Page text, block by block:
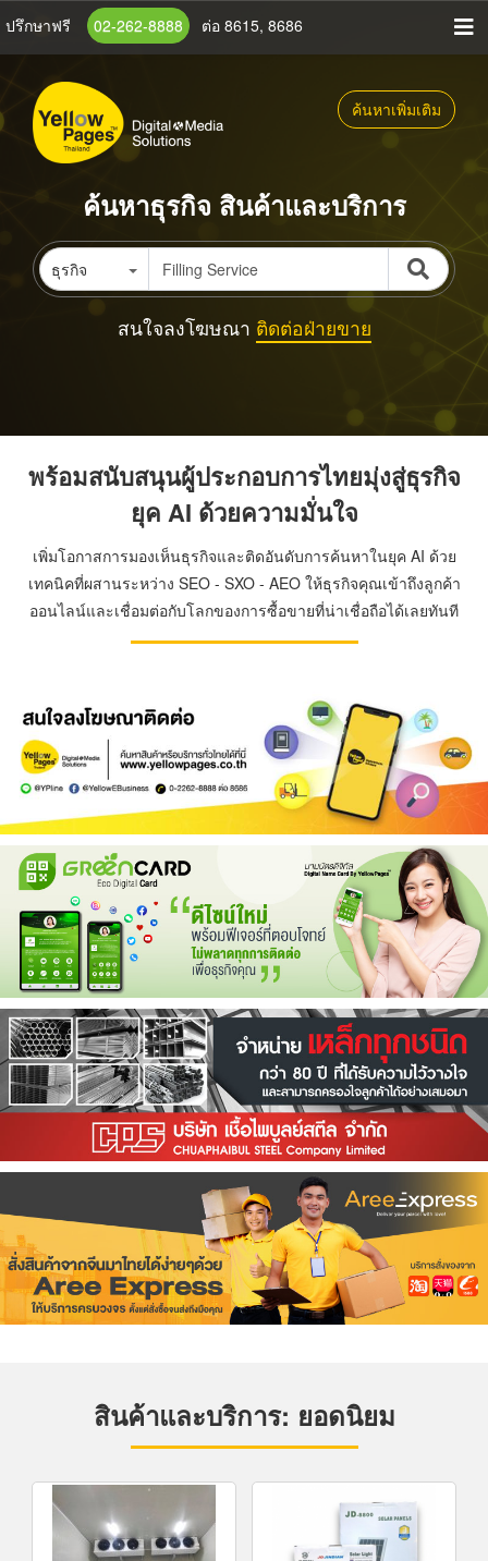
ข้าม
เนื้อหา
หลัก
ปรึกษาฟรี 02-262-8888 ต่อ 8615, 8686
ค้นหาเพิ่มเติม
ค้นหาธุรกิจ สินค้าและบริการ
ธุรกิจ
สนใจลงโฆษณา ติดต่อฝ่ายขาย
พร้อมสนับสนุนผู้ประกอบการไทยมุ่งสู่ธุรกิจ
ยุค AI ด้วยความมั่นใจ
เพิ่มโอกาสการมองเห็นธุรกิจและติดอันดับการค้นหาในยุค AI ด้วย
เทคนิคที่ผสานระหว่าง SEO - SXO - AEO ให้ธุรกิจคุณเข้าถึงลูกค้า
ออนไลน์และเชื่อมต่อกับโลกของการซื้อขายที่น่าเชื่อถือได้เลยทันที
สินค้าและบริการ: ยอดนิยม